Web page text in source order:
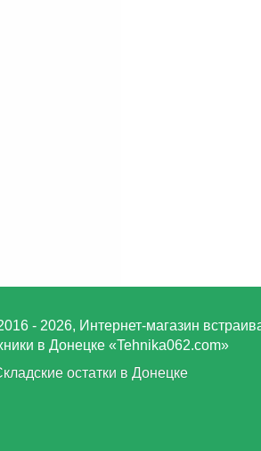
- 2026, Интернет-магазин
в Донецке «Tehnika062.com»
остатки в Донецке